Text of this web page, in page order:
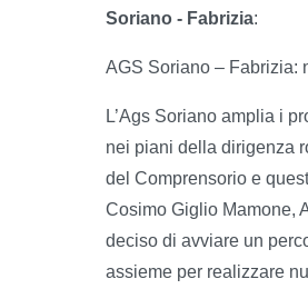
Soriano - Fabrizia:
AGS Soriano – Fabrizia:
L’Ags Soriano amplia i
nei piani della dirigenza
del Comprensorio e
Cosimo Giglio Mamone,
deciso di avviare un
assieme per realizzare